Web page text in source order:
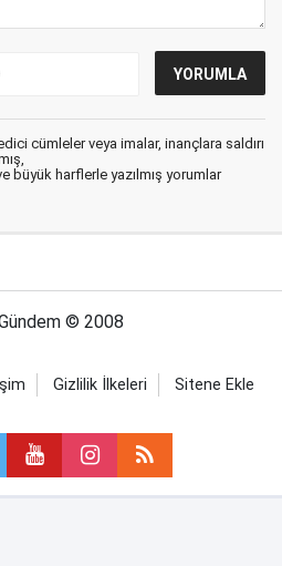
cümleler veya imalar, inançlara saldırı
büyük harflerle yazılmış yorumlar
© 2008
Gizlilik İlkeleri Sitene Ekle